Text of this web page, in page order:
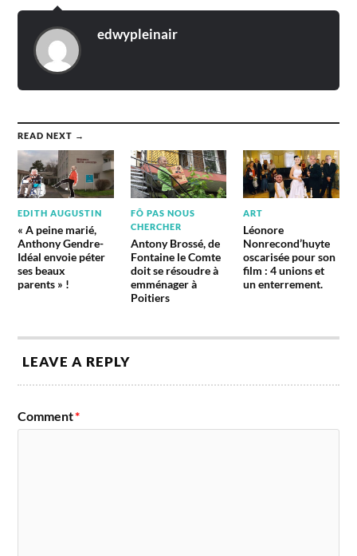
edwypleinair
READ NEXT →
EDITH AUGUSTIN
« A peine marié,
Anthony Gendre-
Idéal envoie péter
ses beaux
parents » !
FÔ PAS NOUS
CHERCHER
Antony Brossé, de
Fontaine le Comte
doit se résoudre à
emménager à
Poitiers
ART
Léonore
Nonrecond’huyte
oscarisée pour son
film : 4 unions et
un enterrement.
LEAVE A REPLY
Comment*